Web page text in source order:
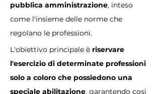
pubblica amministrazione, inteso
come l'insieme delle norme che
regolano le professioni.
L'obiettivo principale è riservare
l'esercizio di determinate professioni
solo a coloro che possiedono una
speciale abilitazione, garantendo così